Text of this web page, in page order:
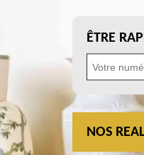
ÊTRE
NOS